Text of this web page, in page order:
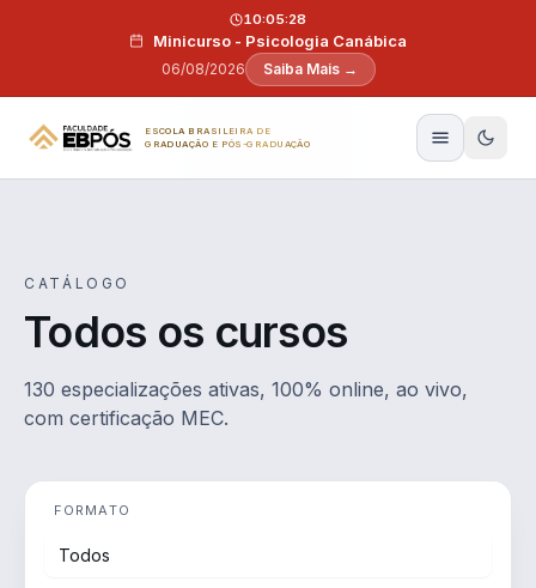
Minicurso - Psicologia Canábica
06/08/2026
10:05:27
Saiba Mais →
ESCOLA BRASILEIRA DE
GRADUAÇÃO E PÓS-GRADUAÇÃO
CATÁLOGO
Todos os cursos
130 especializações ativas, 100% online, ao vivo,
com certificação MEC.
FORMATO
Todos